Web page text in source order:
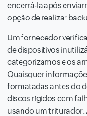
encerrá-la após
opção de realizar
Um fornecedor
de dispositivos
categorizamos e os
Quaisquer
formatadas antes do
discos rígidos com
usando um triturador.